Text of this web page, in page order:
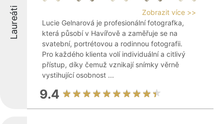
Laureáti
Zobrazit více >>
Lucie Gelnarová je profesionální fotografka,
která působí v Havířově a zaměřuje se na
svatební, portrétovou a rodinnou fotografii.
Pro každého klienta volí individuální a citlivý
přístup, díky čemuž vznikají snímky věrně
vystihující osobnost ...
9.4